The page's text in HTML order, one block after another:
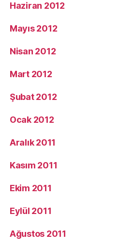
Haziran 2012
Mayıs 2012
Nisan 2012
Mart 2012
Şubat 2012
Ocak 2012
Aralık 2011
Kasım 2011
Ekim 2011
Eylül 2011
Ağustos 2011